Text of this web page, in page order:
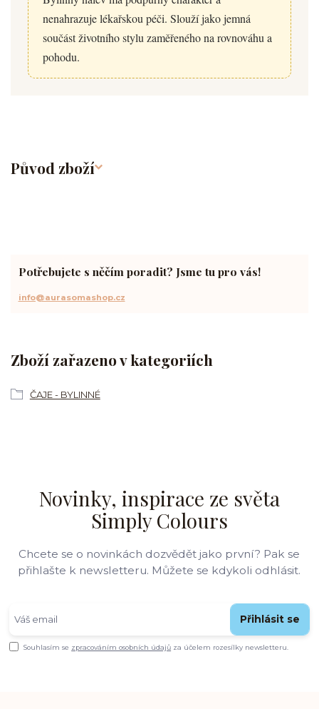
nenahrazuje lékařskou péči. Slouží jako jemná
součást životního stylu zaměřeného na rovnováhu a
pohodu.
Původ zboží
Zboží zařazeno v kategoriích
ČAJE - BYLINNÉ
Potřebujete s něčím poradit? Jsme tu pro vás!
info@aurasomashop.cz
Novinky, inspirace ze světa
Simply Colours
Chcete se o novinkách dozvědět jako první? Pak se
přihlašte k newsletteru. Můžete se kdykoli odhlásit.
Přihlásit se
Souhlasím se zpracováním osobních údajů za účelem rozesílky newsletteru.